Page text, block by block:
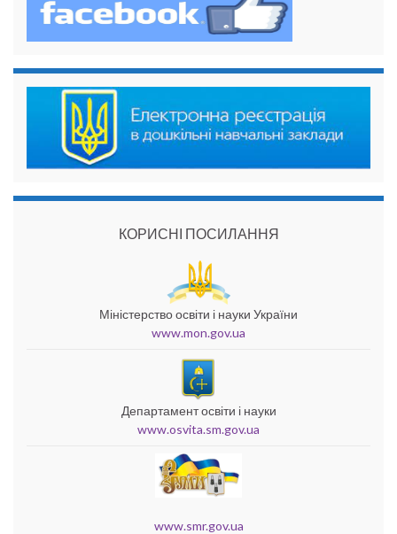
КОРИСНІ ПОСИЛАННЯ
Міністерство освіти і науки України
www.mon.gov.ua
Департамент освіти і науки
www.osvita.sm.gov.ua
www.smr.gov.ua